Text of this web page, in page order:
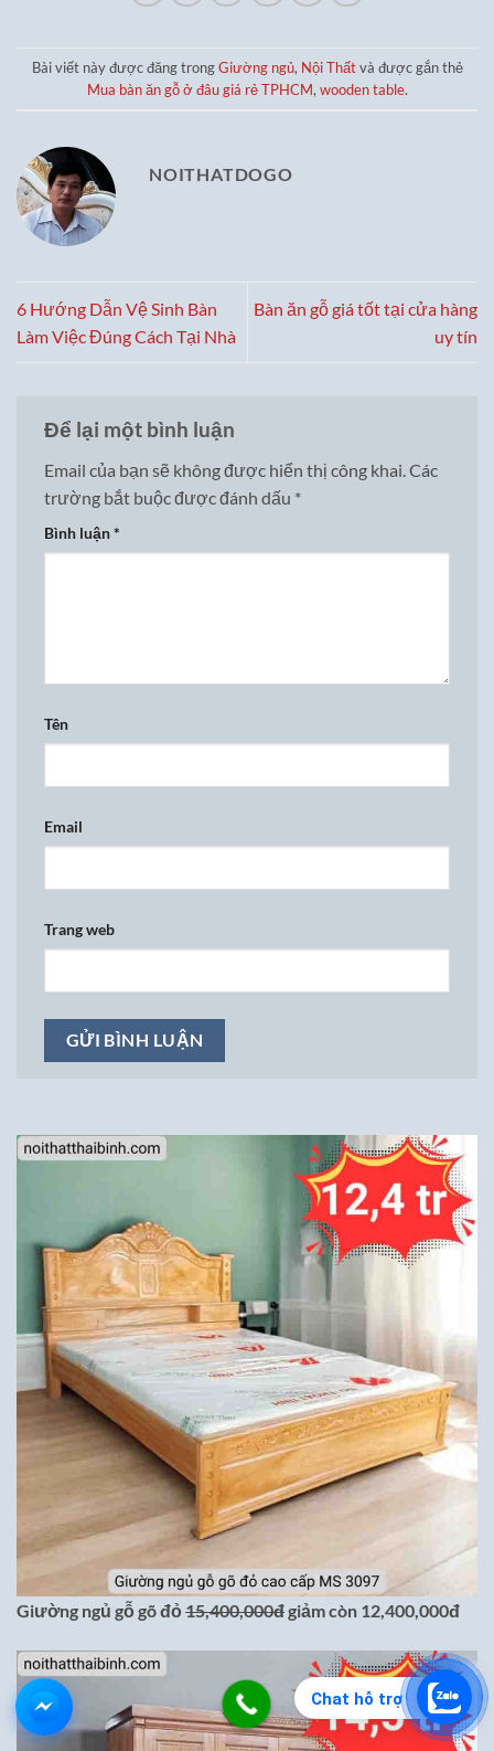
Chat hỗ trợ
Bài viết này được đăng trongGiường ngủ, Nội Thấtvà được gắn thẻ
Mua bàn ăn gỗ ở đâu giá rẻ TPHCM, wooden table.
NOITHATDOGO
6 Hướng Dẫn Vệ Sinh Bàn
Làm Việc Đúng Cách Tại Nhà
Bàn ăn gỗ giá tốt tại cửa hàng
uy tín
Để lại một bình luận
Email của bạn sẽ không được hiển thị công khai.Các
trường bắt buộc được đánh dấu *
Bình luận*
Tên
Email
Trang web
Giường ngủ gỗ gõ đỏ 15,400,000đgiảm còn 12,400,000đ